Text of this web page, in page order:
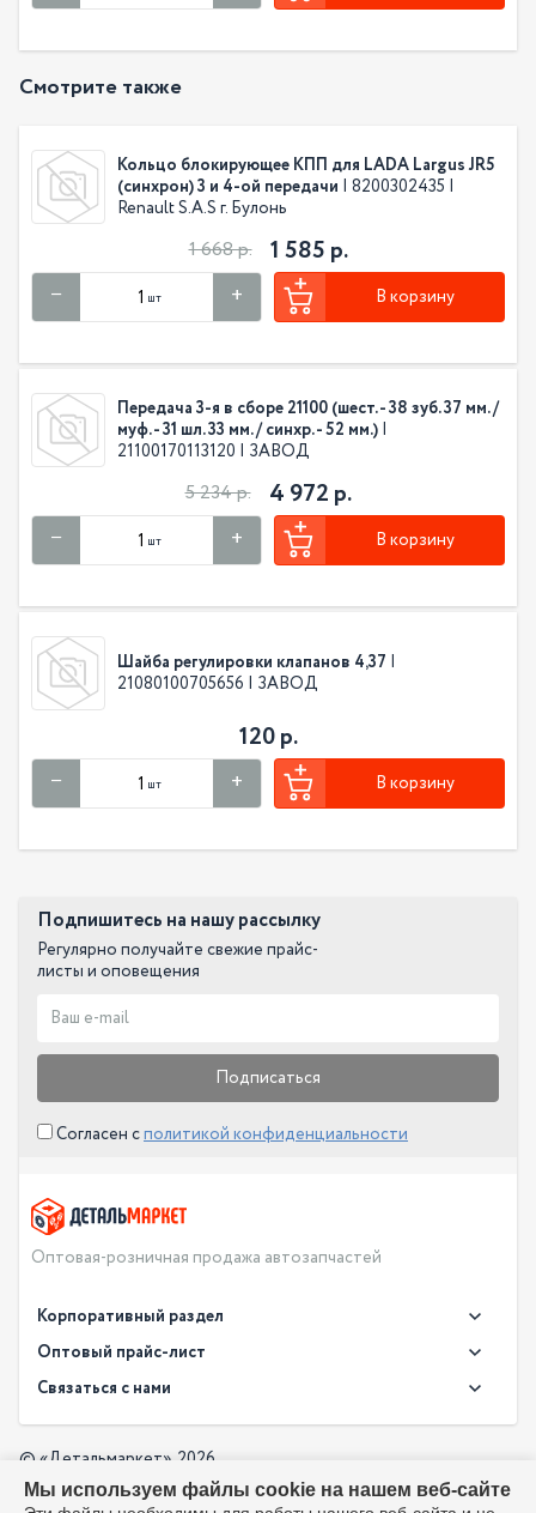
Смотрите также
Кольцо блокирующее КПП для LADA Largus JR5
(синхрон) 3 и 4-ой передачи | 8200302435 |
Renault S.A.S г. Булонь
1 668 р. 1 585 р.
шт В корзину
Передача 3-я в сборе 21100 (шест. - 38 зуб. 37 мм. /
муф. - 31 шл. 33 мм. / синхр. - 52 мм.) |
21100170113120 | ЗАВОД
5 234 р. 4 972 р.
шт В корзину
Шайба регулировки клапанов 4,37 |
21080100705656 | ЗАВОД
120 р.
шт В корзину
Подпишитесь на нашу рассылку
Регулярно получайте свежие прайс-
листы и оповещения
Подписаться
Согласен сполитикой конфиденциальности
Оптовая-розничная продажа автозапчастей
Корпоративный раздел
Новости
О компании
Доставка
Оптовый прайс-лист
Оплата
Производители
Оптовый прайс-лист
Скачать прайс в PDF
Связаться с нами
© «Детальмаркет», 2026
Разработка:
Мы используем файлы cookie на нашем веб-сайте